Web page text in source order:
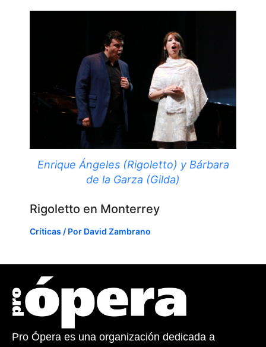
Enrique Ángeles (Rigoletto) y Bárbara
de la Garza (Gilda)
Rigoletto en Monterrey
Críticas / Por David Zambrano
Pro Ópera es una organización dedicada a